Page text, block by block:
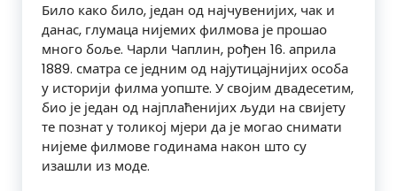
Било како било, један од најчувенијих, чак и
данас, глумаца нијемих филмова је прошао
много боље. Чарли Чаплин, рођен 16. априла
1889. сматра се једним од најутицајнијих особа
у историји филма уопште. У својим двадесетим,
био је један од најплаћенијих људи на свијету
те познат у толикој мјери да је могао снимати
нијеме филмове годинама након што су
изашли из моде.